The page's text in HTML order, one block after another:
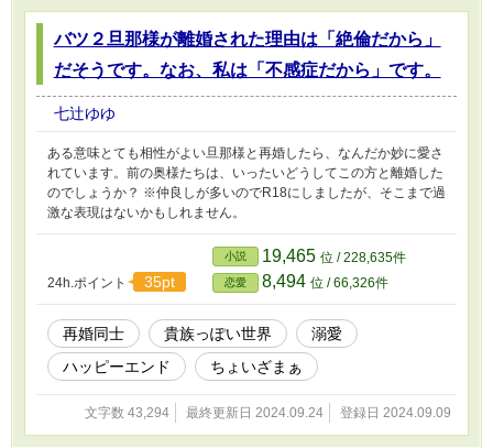
バツ２旦那様が離婚された理由は「絶倫だから」
だそうです。なお、私は「不感症だから」です。
七辻ゆゆ
ある意味とても相性がよい旦那様と再婚したら、なんだか妙に愛さ
れています。前の奥様たちは、いったいどうしてこの方と離婚した
のでしょうか？ ※仲良しが多いのでR18にしましたが、そこまで過
激な表現はないかもしれません。
24h.ポイント 35pt
小説 19,465 位 / 228,635件
恋愛 8,494 位 / 66,326件
再婚同士 貴族っぽい世界
溺愛
ハッピーエンド
ちょいざまぁ
文字数 43,294 最終更新日 2024.09.24 登録日 2024.09.09